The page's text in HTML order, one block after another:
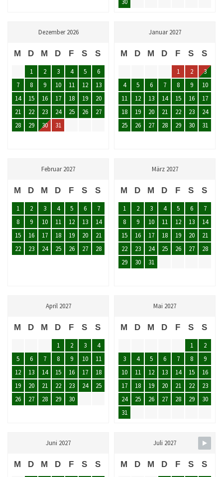
30
Dezember 2026
M D M D F S S
1 2 3 4 5
6
7
8 9 10 11 12
13
14
15 16 17 18 19
20
21
22 23 24 25 26
27
28
29 30 31
Januar 2027
M D M D F S S
1 2
3
4
5 6 7 8 9
10
11
12 13 14 15 16
17
18
19 20 21 22 23
24
25
26 27 28 29 30 31
Februar 2027
M D M D F S S
1 2 3 4 5 6
7
8
9 10 11 12 13
14
15
16 17 18 19 20
21
22
23 24 25 26 27 28
März 2027
M D M D F S S
1 2 3 4 5 6
7
8
9 10 11 12 13
14
15
16 17 18 19 20
21
22
23 24 25 26 27
28
29
30 31
April 2027
M D M D F S S
1 2 3
4
5
6 7 8 9 10
11
12
13 14 15 16 17
18
19
20 21 22 23 24
25
26
27 28 29 30
Mai 2027
M D M D F S S
1
2
3
4 5 6 7 8
9
10
11 12 13 14 15
16
17
18 19 20 21 22
23
24
25 26 27 28 29
30
31
Juni 2027
M D M D F S S
Juli 2027
M D M D F S S